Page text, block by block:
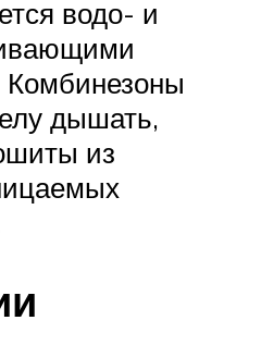
водо- и
Комбинезоны
дышать,
из